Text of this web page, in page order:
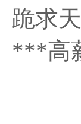
跪求
***高